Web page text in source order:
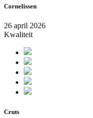
Cornelissen
26 april 2026
Kwaliteit
Cruts